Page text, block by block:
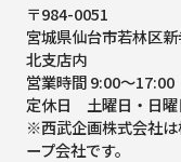
〒984-0051
宮城県仙台市若林区
北支店内
営業時間 9:00～17:00
定休日 土曜日・日曜
※西武企画株式会社
ープ会社です。